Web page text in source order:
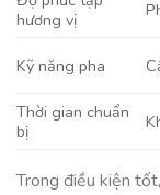
hương vị
Kỹ năng pha
Thời gian chuẩn
bị
Trong điều kiện